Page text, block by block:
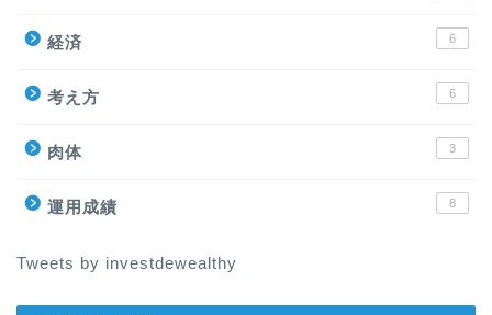
経済 6
考え方 6
肉体 3
運用成績 8
Tweets by investdewealthy